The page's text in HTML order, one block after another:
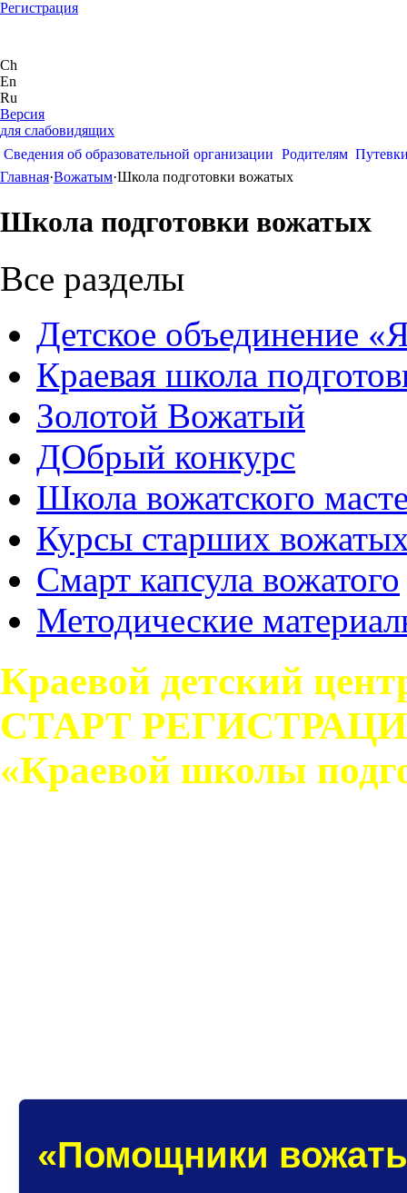
Регистрация
Ch
En
Ru
Версия
для слабовидящих
Сведения об образовательной организации Родителям
Главная·Вожатым·Школа подготовки вожатых
Школа подготовки вожатых
Все разделы
Детское объединение
Краевая школа
Золотой Вожатый
ДОбрый конкурс
Школа вожатского
Курсы старших
Смарт капсула вожатого
Методические
Краевой детский
СТАРТ
«Краевой школы
«Помощники